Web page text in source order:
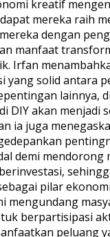
kreatif
mereka raih
dengan
manfaat
Irfan
yang solid antara
lainnya,
DIY akan menjadi
ia juga
demi mendorong
pilar
mengundang
berpartisipasi
peluang